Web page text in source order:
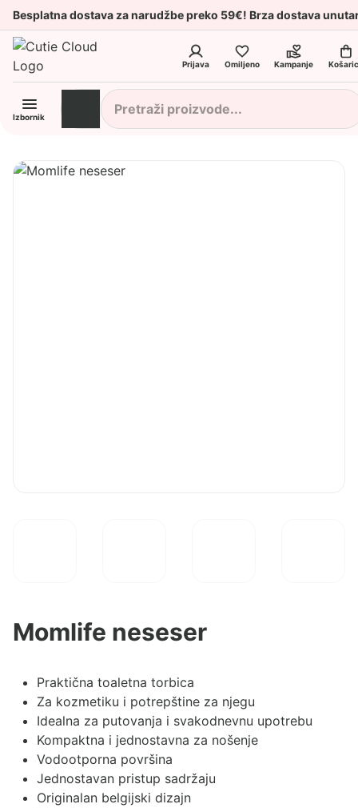
Besplatna dostava za narudžbe preko 59€! Brza dostava
Prijava Omiljeno Kampanje
Izbornik
Momlife neseser
Praktična toaletna torbica
Za kozmetiku i potrepštine za njegu
Idealna za putovanja i svakodnevnu upotrebu
Kompaktna i jednostavna za nošenje
Vodootporna površina
Jednostavan pristup sadržaju
Originalan belgijski dizajn